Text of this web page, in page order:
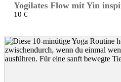
Yogilates Flow mit Yin
10 €